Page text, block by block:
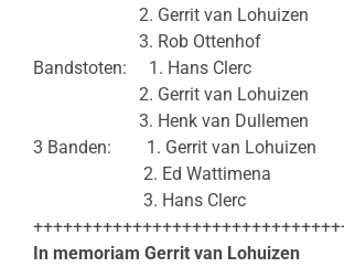
2. Gerrit van Lohuizen
3. Rob Ottenhof
Bandstoten: 1. Hans Clerc
2. Gerrit van Lohuizen
3. Henk van Dullemen
3 Banden: 1. Gerrit van Lohuizen
2. Ed Wattimena
3. Hans Clerc
In memoriam Gerrit van Lohuizen